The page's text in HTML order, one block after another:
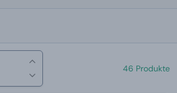
46 Produkte